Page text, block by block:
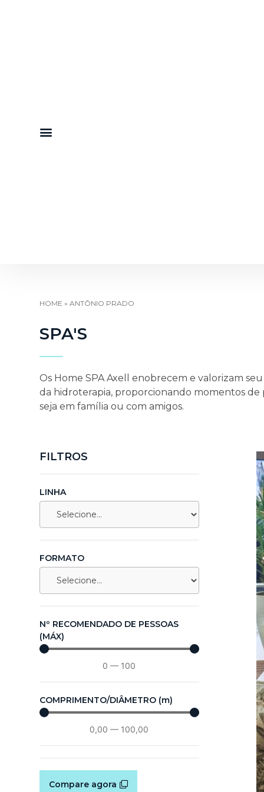
HOME »ANTÔNIO PRADO
SPA'S
Os Home SPA Axell enobrecem e valorizam
da hidroterapia, proporcionando momentos
seja em família ou com amigos.
FILTROS
LINHA
FORMATO
Nº RECOMENDADO DE PESSOAS
(MÁX)
0 — 100
COMPRIMENTO/DIÂMETRO (m)
0,00 — 100,00
Compare agora